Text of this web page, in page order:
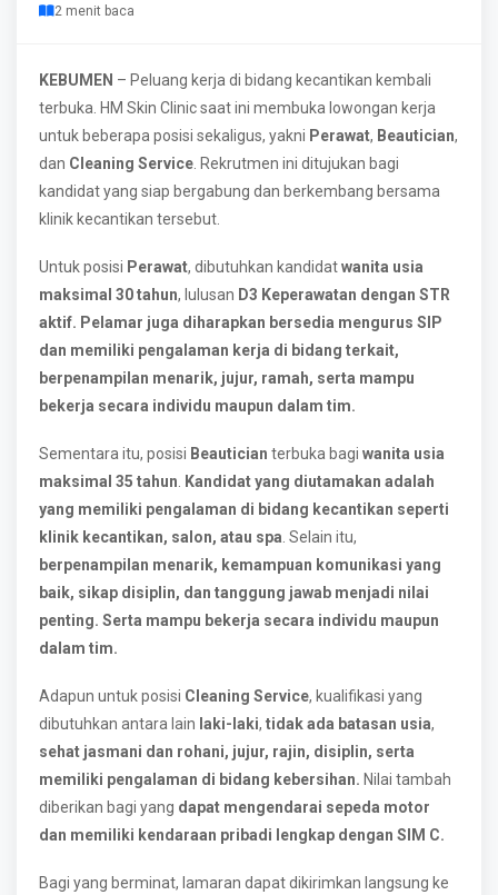
2 menit baca
KEBUMEN – Peluang kerja di bidang kecantikan kembali
terbuka. HM Skin Clinic saat ini membuka lowongan kerja
untuk beberapa posisi sekaligus, yakni Perawat, Beautician,
dan Cleaning Service . Rekrutmen ini ditujukan bagi
kandidat yang siap bergabung dan berkembang bersama
klinik kecantikan tersebut.
Untuk posisi Perawat, dibutuhkan kandidatwanita usia
maksimal 30 tahun, lulusan D3 Keperawatan dengan STR
aktif. Pelamar juga diharapkan bersedia mengurus SIP
dan memiliki pengalaman kerja di bidang terkait,
berpenampilan menarik, jujur, ramah, serta mampu
bekerja secara individu maupun dalam tim.
Sementara itu, posisi Beautician terbuka bagi wanita usia
maksimal 35 tahun
Kandidat yang diutamakan adalah
yang memiliki pengalaman di bidang kecantikan seperti
klinik kecantikan, salon, atau spa . Selain itu,
berpenampilan menarik, kemampuan komunikasi yang
baik, sikap disiplin, dan tanggung jawab menjadi nilai
penting. Serta mampu bekerja secara individu maupun
dalam tim.
Adapun untuk posisi Cleaning Service, kualifikasi yang
dibutuhkan antara lain laki-laki, tidak ada batasan usia,
sehat jasmani dan rohani, jujur, rajin, disiplin, serta
memiliki pengalaman di bidang kebersihan. Nilai tambah
diberikan bagi yang dapat mengendarai sepeda motor
dan memiliki kendaraan pribadi lengkap dengan SIM C.
Bagi yang berminat, lamaran dapat dikirimkan langsung ke